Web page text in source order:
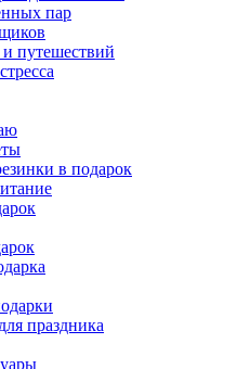
пар
путешествий
в подарок
праздника